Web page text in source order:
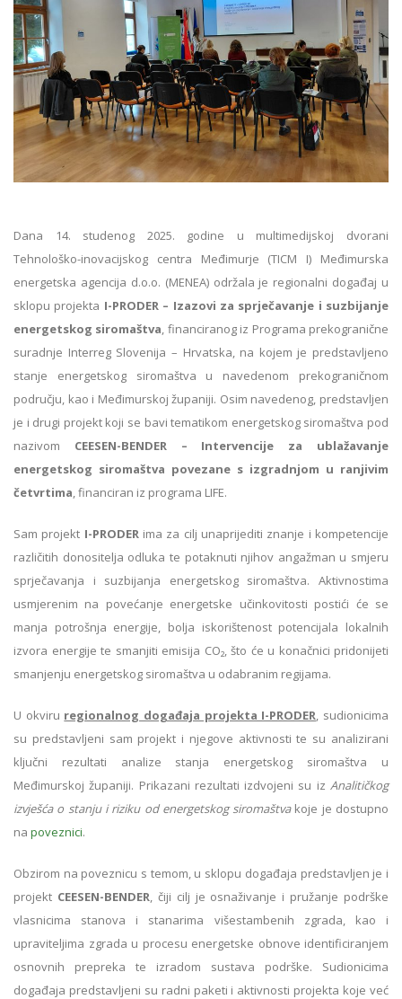
Dana 14. studenog 2025. godine u multimedijskoj dvorani
Tehnološko-inovacijskog centra Međimurje (TICM I) Međimurska
energetska agencija d.o.o. (MENEA) održala je regionalni događaj u
sklopu projekta I-PRODER – Izazovi za sprječavanje i suzbijanje
energetskog siromaštva , financiranog iz Programa prekogranične
suradnje Interreg Slovenija – Hrvatska, na kojem je predstavljeno
stanje energetskog siromaštva u navedenom prekograničnom
području, kao i Međimurskoj županiji. Osim navedenog, predstavljen
je i drugi projekt koji se bavi tematikom energetskog siromaštva pod
nazivom CEESEN-BENDER – Intervencije za ublažavanje
energetskog siromaštva povezane s izgradnjom u ranjivim
četvrtima , financiran iz programa LIFE.
Sam projekt I-PRODER ima za cilj unaprijediti znanje i kompetencije
različitih donositelja odluka te potaknuti njihov angažman u smjeru
sprječavanja i suzbijanja energetskog siromaštva. Aktivnostima
usmjerenim na povećanje energetske učinkovitosti postići će se
manja potrošnja energije, bolja iskorištenost potencijala lokalnih
izvora energije te smanjiti emisija CO₂, što će u konačnici pridonijeti
smanjenju energetskog siromaštva u odabranim regijama.
U okviru regionalnog događaja projekta I-PRODER , sudionicima
su predstavljeni sam projekt i njegove aktivnosti te su analizirani
ključni rezultati analize stanja energetskog siromaštva u
Međimurskoj županiji. Prikazani rezultati izdvojeni su iz Analitičkog
izvješća o stanju i riziku od energetskog siromaštvakoje je dostupno
na poveznici.
Obzirom na poveznicu s temom, u sklopu događaja predstavljen je i
projekt CEESEN-BENDER , čiji cilj je osnaživanje i pružanje podrške
vlasnicima stanova i stanarima višestambenih zgrada, kao i
upraviteljima zgrada u procesu energetske obnove identificiranjem
osnovnih prepreka te izradom sustava podrške. Sudionicima
događaja predstavljeni su radni paketi i aktivnosti projekta koje već